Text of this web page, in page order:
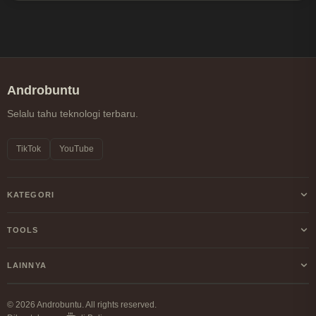
Androbuntu
Selalu tahu teknologi terbaru.
TikTok YouTube
KATEGORI
Android
Linux
TOOLS
Kalkulator Profit/Loss Crypto
Perbandingan Fee Exchange
LAINNYA
© 2026 Androbuntu. All rights reserved.